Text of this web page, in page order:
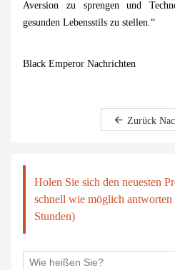
Aversion zu sprengen und
gesunden Lebensstils zu stellen.“
Black Emperor Nachrichten
Zurück
Holen Sie sich den neuesten
schnell wie möglich
Stunden)